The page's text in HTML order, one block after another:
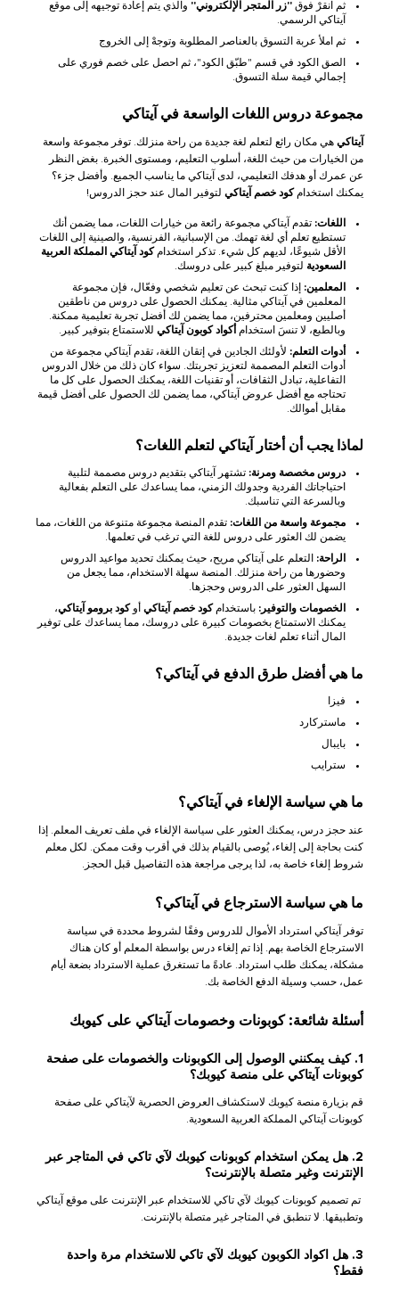
ثم انقرْ فوق "زر المتجر الإلكتروني" والذي يتم إعادة توجيهه إلى موقع
آيتاكي الرسمي.
ثم املأ عربة التسوق بالعناصر المطلوبة وتوجهْ إلى الخروج
الصق الكود في قسم "طبّق الكود"، ثم احصل على خصم فوري على
إجمالي قيمة سلة التسوق.
مجموعة دروس اللغات الواسعة في آيتاكي
آيتاكي هي مكان رائع لتعلم لغة جديدة من راحة منزلك. توفر مجموعة واسعة
من الخيارات من حيث اللغة، أسلوب التعليم، ومستوى الخبرة. بغض النظر
عن عمرك أو هدفك التعليمي، لدى آيتاكي ما يناسب الجميع. وأفضل جزء؟
يمكنك استخدامكود خصم آيتاكي لتوفير المال عند حجز الدروس!
اللغات: تقدم آيتاكي مجموعة رائعة من خيارات اللغات، مما يضمن أنك
تستطيع تعلم أي لغة تهمك. من الإسبانية، الفرنسية، والصينية إلى اللغات
الأقل شيوعًا، لديهم كل شيء. تذكر استخدامكود آيتاكي المملكة العربية
السعودية لتوفير مبلغ كبير على دروسك.
المعلمين: إذا كنت تبحث عن تعليم شخصي وفعّال، فإن مجموعة
المعلمين في آيتاكي مثالية. يمكنك الحصول على دروس من ناطقين
أصليين ومعلمين محترفين، مما يضمن لك أفضل تجربة تعليمية ممكنة.
وبالطبع، لا تنسَ استخدام أكواد كوبون آيتاكي للاستمتاع بتوفير كبير.
أدوات التعلم: لأولئك الجادين في إتقان اللغة، تقدم آيتاكي مجموعة من
أدوات التعلم المصممة لتعزيز تجربتك. سواء كان ذلك من خلال الدروس
التفاعلية، تبادل الثقافات، أو تقنيات اللغة، يمكنك الحصول على كل ما
تحتاجه مع أفضل عروض آيتاكي، مما يضمن لك الحصول على أفضل قيمة
مقابل أموالك.
لماذا يجب أن أختار آيتاكي لتعلم اللغات؟
دروس مخصصة ومرنة: تشتهر آيتاكي بتقديم دروس مصممة لتلبية
احتياجاتك الفردية وجدولك الزمني، مما يساعدك على التعلم بفعالية
وبالسرعة التي تناسبك.
مجموعة واسعة من اللغات: تقدم المنصة مجموعة متنوعة من اللغات، مما
يضمن لك العثور على دروس للغة التي ترغب في تعلمها.
الراحة: التعلم على آيتاكي مريح، حيث يمكنك تحديد مواعيد الدروس
وحضورها من راحة منزلك. المنصة سهلة الاستخدام، مما يجعل من
السهل العثور على الدروس وحجزها.
الخصومات والتوفير: باستخدامكود خصم آيتاكي أوكود برومو آيتاكي،
يمكنك الاستمتاع بخصومات كبيرة على دروسك، مما يساعدك على توفير
المال أثناء تعلم لغات جديدة.
ما هي أفضل طرق الدفع في آيتاكي؟
فيزا
ماستركارد
بايبال
سترايب
ما هي سياسة الإلغاء في آيتاكي؟
عند حجز درس، يمكنك العثور على سياسة الإلغاء في ملف تعريف المعلم. إذا
كنت بحاجة إلى إلغاء، يُوصى بالقيام بذلك في أقرب وقت ممكن. لكل معلم
شروط إلغاء خاصة به، لذا يرجى مراجعة هذه التفاصيل قبل الحجز.
ما هي سياسة الاسترجاع في آيتاكي؟
توفر آيتاكي استرداد الأموال للدروس وفقًا لشروط محددة في سياسة
الاسترجاع الخاصة بهم. إذا تم إلغاء درس بواسطة المعلم أو كان هناك
مشكلة، يمكنك طلب استرداد. عادةً ما تستغرق عملية الاسترداد بضعة أيام
عمل، حسب وسيلة الدفع الخاصة بك.
أسئلة شائعة: كوبونات وخصومات آيتاكي على كيوبك
1. كيف يمكنني الوصول إلى الكوبونات والخصومات على صفحة
كوبونات آيتاكي على منصة كيوبك؟
قم بزيارة منصة كيوبك لاستكشاف العروض الحصرية لآيتاكي على صفحة
كوبونات آيتاكي المملكة العربية السعودية.
2. هل يمكن استخدام كوبونات كيوبك لآي تاكي في المتاجر عبر
الإنترنت وغير متصلة بالإنترنت؟
تم تصميم كوبونات كيوبك لآي تاكي للاستخدام عبر الإنترنت على موقع آيتاكي
وتطبيقها. لا تنطبق في المتاجر غير متصلة بالإنترنت.
3. هل اكواد الكوبون كيوبك لآي تاكي للاستخدام مرة واحدة
فقط؟